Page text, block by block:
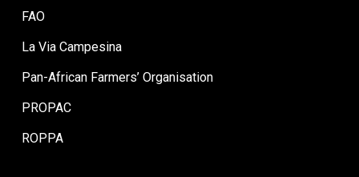
FAO
La Via Campesina
Pan-African Farmers’ Organisation
PROPAC
ROPPA